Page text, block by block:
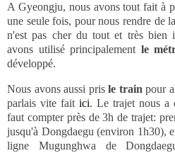
A Gyeongju, nous avons tout fait à
une seule fois, pour nous rendre de
n'est pas cher du tout et très bien
avons utilisé principalementle
développé.
Nous avons aussi prisle train pour
parlais vite fait ici. Le trajet nous a
faut compter près de 3h de trajet:
jusqu'à Dongdaegu (environ 1h30),
ligne Mugunghwa de